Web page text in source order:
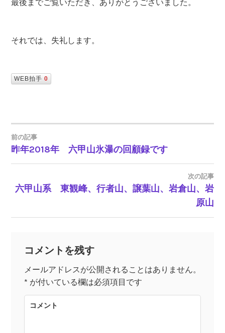
最後までご覧いただき、ありがとうございました。
それでは、失礼します。
WEB拍手0
投
稿
ゲ
ー
シ
前の記事
昨年2018年 六甲山氷瀑の回顧録です
次の記事
六甲山系 東観峰、行者山、譲葉山、岩倉山、岩
原山
コメントを残す
メールアドレスが公開されることはありません。
* が付いている欄は必須項目です
コメント